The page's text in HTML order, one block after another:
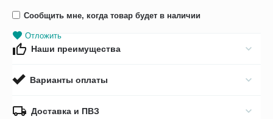
Сообщить мне, когда товар будет в наличии
Отложить
Наши преимущества
Варианты оплаты
Доставка и ПВЗ